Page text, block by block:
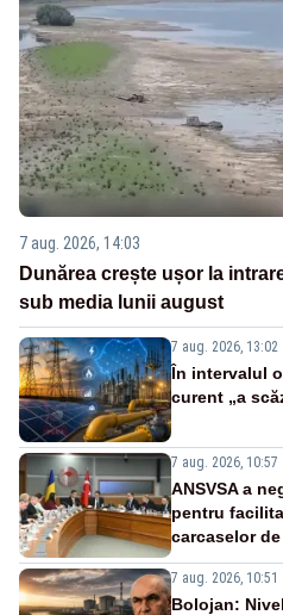
7 aug. 2026, 14:03
Dunărea crește ușor la
sub media lunii august
7 aug. 2026, 13:02
În intervalul
curent „a
7 aug. 2026, 10:57
ANSVSA a
pentru
carcaselor
7 aug. 2026, 10:51
Bolojan: